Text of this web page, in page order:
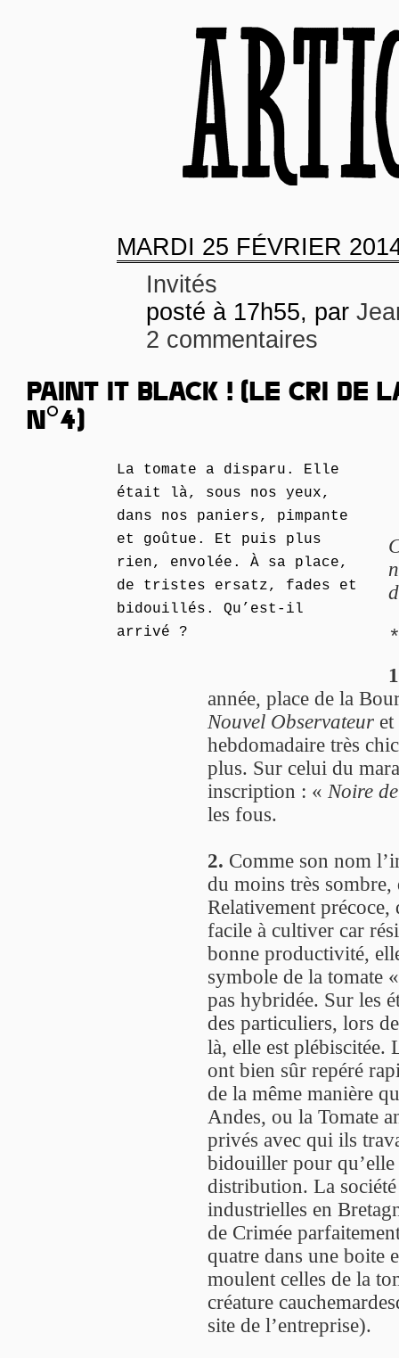
MARDI 25 FÉVRIER
Invités
posté à 17h55, par
2 commentaires
PAINT IT BLACK ! (LE CRI DE
N°4)
La tomate a disparu. Elle
était là, sous nos yeux,
dans nos paniers, pimpante
et goûtue. Et puis plus
rien, envolée. À sa place,
de tristes ersatz, fades et
bidouillés. Qu’est-il
arrivé ?
année, place de la
Nouvel Observateur
hebdomadaire très
plus. Sur celui du
inscription : « Noire
les fous.
2. Comme son nom
du moins très
Relativement
facile à cultiver car
bonne productivité,
symbole de la tomate
pas hybridée. Sur les
des particuliers, lors
là, elle est plébiscitée.
ont bien sûr repéré
de la même manière
Andes, ou la Tomate
privés avec qui ils
bidouiller pour qu’elle
distribution. La
industrielles en
de Crimée
quatre dans une boite
moulent celles de la
créature
site de l’entreprise).